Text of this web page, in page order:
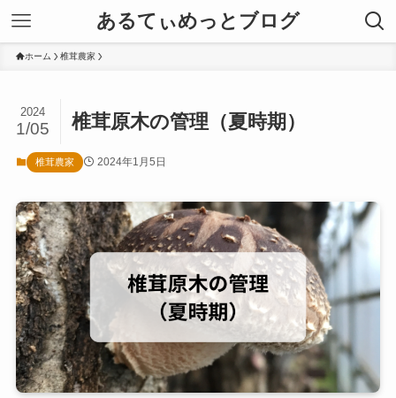
あるてぃめっとブログ
ホーム 椎茸農家
椎茸原木の管理（夏時期）
2024
1/05
椎茸農家 2024年1月5日